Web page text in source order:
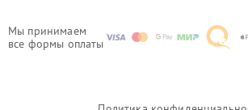
Мы принимаем
все формы оплаты